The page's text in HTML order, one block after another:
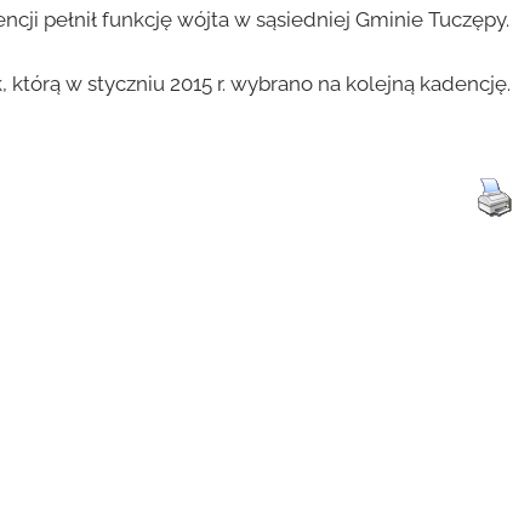
pełnił funkcję wójta w sąsiedniej Gminie Tuczępy.
którą w styczniu 2015 r. wybrano na kolejną kadencję.